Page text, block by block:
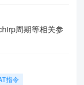
周期等相关参
指令